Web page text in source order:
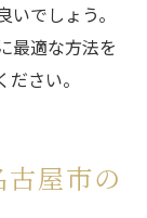
でしょう。
最適な方法を
さい。
屋市の